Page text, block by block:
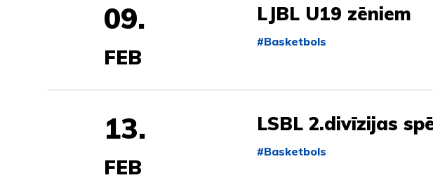
09.
FEB
LJBL U19 zēniem
#Basketbols
13.
FEB
LSBL 2.divīzijas
#Basketbols